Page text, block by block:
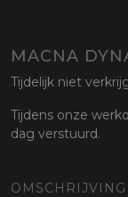
MACNA
Tijdelijk niet
Tijdens onze
dag verstuurd.